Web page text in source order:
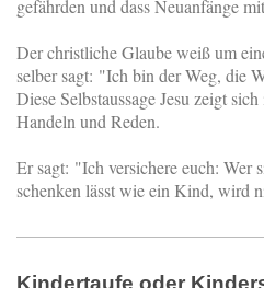
gefährden und dass Neuanfänge
Der christliche Glaube weiß um
selber sagt: "Ich bin der Weg, die
Diese Selbstaussage Jesu zeigt
Handeln und Reden.
Er sagt: "Ich versichere euch: Wer
schenken lässt wie ein Kind, wird